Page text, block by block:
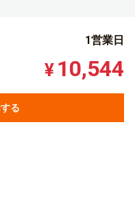
1営業日
¥ 10,544
る